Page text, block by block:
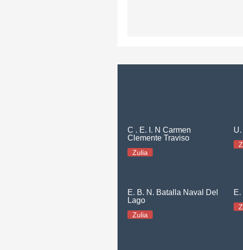
C . E. I. N Carmen
Clemente Traviso
Zulia
E. B. N. Batalla Naval Del
Lago
Zulia